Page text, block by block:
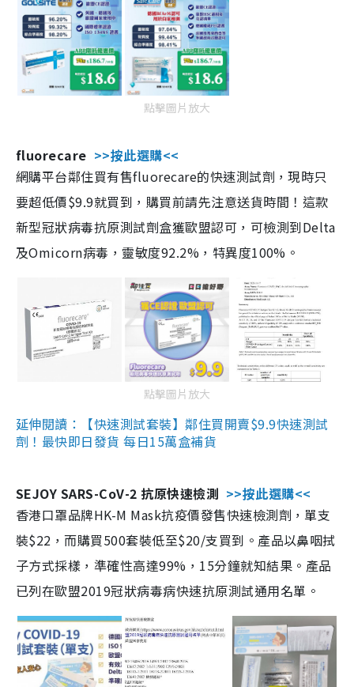
點擊圖片放大
fluorecare >>按此選購<<
網購平台鄰住買有售fluorecare的快速測試劑，現時只
要超低價$9.9就買到，購買前請先注意送貨時間！這款
新型冠狀病毒抗原測試劑盒獲歐盟認可，可檢測到Delta
及Omicorn病毒，靈敏度92.2%，特異度100%。
點擊圖片放大
延伸閱讀：【快速測試套裝】鄰住買開賣$9.9快速測試
劑！最快即日發貨 每日15萬盒補貨
SEJOY SARS-CoV-2 抗原快速檢測 >>按此選購<<
香港口罩品牌HK-M Mask抗疫價發售快速檢測劑，單支
裝$22，而購買500套裝低至$20/支買到。產品以鼻咽拭
子方式採樣，準確性高達99%，15分鐘就知結果。產品
已列在歐盟2019冠狀病毒病快速抗原測試通用名單。